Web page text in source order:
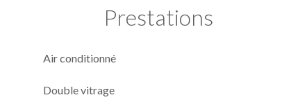
Prestations
Air conditionné
Double vitrage